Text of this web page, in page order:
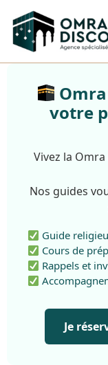
votre
Vivez la Omra
Nos guides
Guide
Cours de
Rappels et
Je